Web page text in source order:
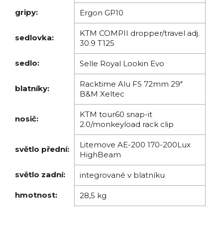
gripy: Ergon GP10
sedlovka:
KTM COMPII dropper/travel adj.
30.9 T125
sedlo: Selle Royal Lookin Evo
blatníky:
Racktime Alu FS 72mm 29"
B&M Xeltec
nosič:
KTM tour60 snap-it
2.0/monkeyload rack clip
světlo přední:
Litemove AE-200 170-200Lux
HighBeam
světlo zadní: integrované v blatníku
hmotnost: 28,5 kg